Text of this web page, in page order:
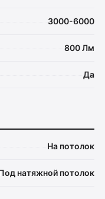
3000-6000
800 Лм
Да
На потолок
натяжной потолок